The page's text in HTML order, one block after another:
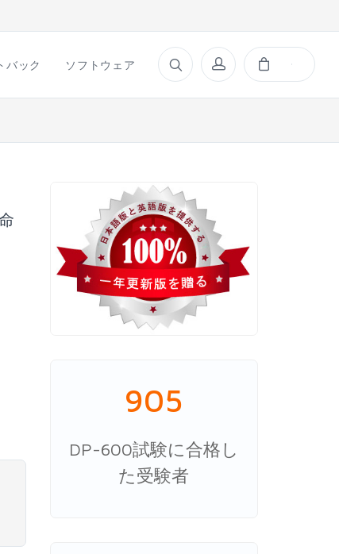
バック ソフトウェア
905
DP-600試験に合格し
た受験者